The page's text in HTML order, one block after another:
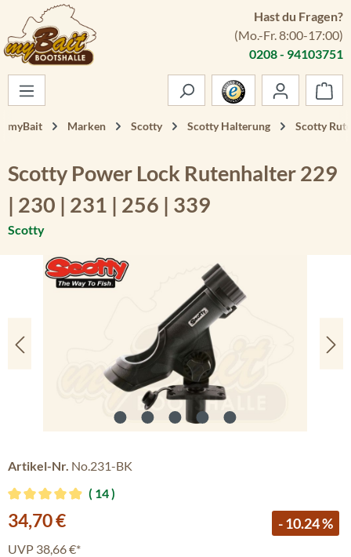
Zum Hauptinhalt springen
Hast du Fragen?
(Mo.-Fr. 8:00-17:00)
0208 - 94103751
myBait Marken Scotty Scotty Halterung Scotty
Scotty Power Lock Rutenhalter 229
| 230 | 231 | 256 | 339
Scotty
Bildergalerie überspringen
Artikel-Nr. No.231-BK
Durchschnittliche Bewertung von 4.93 von 5 Sternen
14
Verkaufspreis:
34,70 € - 10.24 %
UVP 38,66 €*